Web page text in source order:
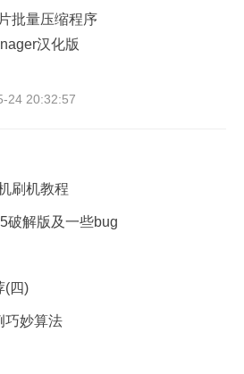
批量压缩程序
汉化版
24 20:32:57
刷机教程
破解版及一些bug
(四)
巧妙算法